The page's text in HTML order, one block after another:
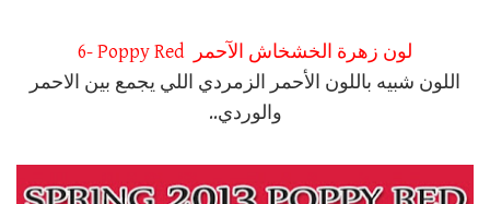
6- Poppy Red لون زهرة الخشخاش الآحمر
اللون شبيه باللون الأحمر الزمردي اللي يجمع بين الاحمر
والوردي..